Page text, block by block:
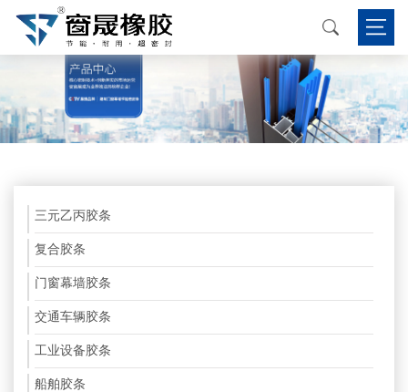
三元乙丙胶条
复合胶条
门窗幕墙胶条
交通车辆胶条
工业设备胶条
船舶胶条